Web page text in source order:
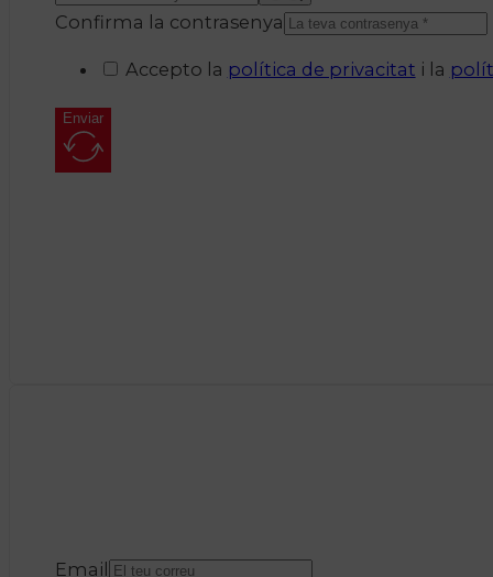
Confirma la contrasenya
Accepto la política de privacitat i la
Enviar
Email